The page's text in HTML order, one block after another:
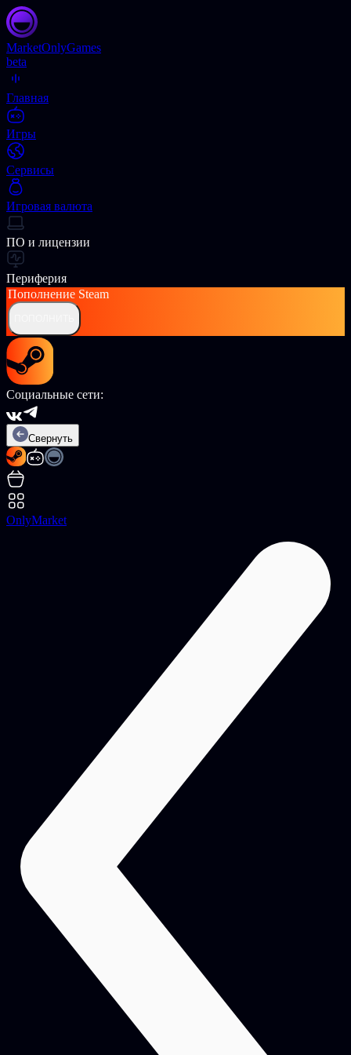
MarketOnlyGames
beta
Главная
Игры
Сервисы
Игровая валюта
ПО и лицензии
Периферия
Пополнение Steam
Социальные сети:
Свернуть
OnlyMarket